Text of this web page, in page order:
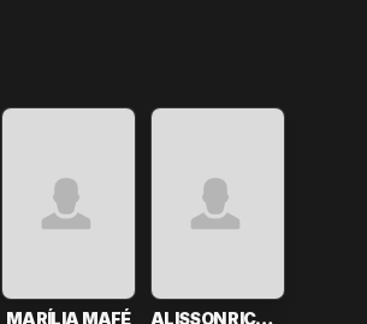
MARÍLIA MAFÉ ALISSON RICARDO